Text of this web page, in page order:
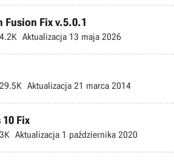
Fusion Fix v.5.0.1
Aktualizacja 13 maja 2026
Aktualizacja 21 marca 2014
Fix
Aktualizacja 1 października 2020